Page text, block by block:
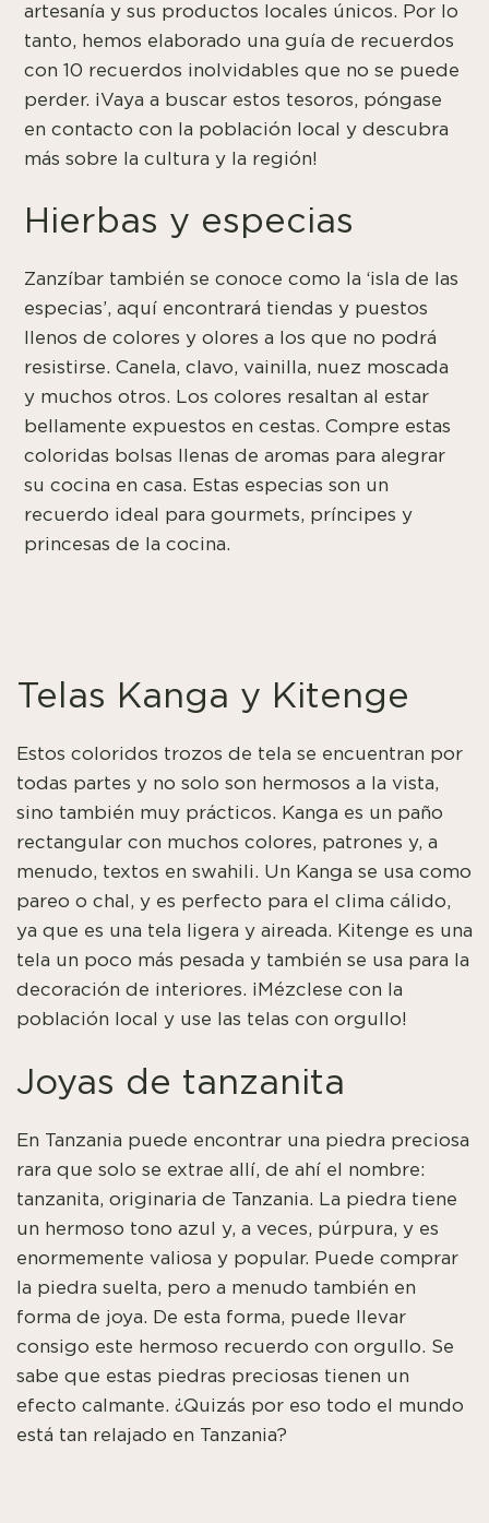
artesanía y sus productos locales únicos. Por lo
tanto, hemos elaborado una guía de recuerdos
con 10 recuerdos inolvidables que no se puede
perder. ¡Vaya a buscar estos tesoros, póngase
en contacto con la población local y descubra
más sobre la cultura y la región!
Hierbas y especias
Zanzíbar también se conoce como la ‘isla de las
especias’, aquí encontrará tiendas y puestos
llenos de colores y olores a los que no podrá
resistirse. Canela, clavo, vainilla, nuez moscada
y muchos otros. Los colores resaltan al estar
bellamente expuestos en cestas. Compre estas
coloridas bolsas llenas de aromas para alegrar
su cocina en casa. Estas especias son un
recuerdo ideal para gourmets, príncipes y
princesas de la cocina.
Telas Kanga y Kitenge
Estos coloridos trozos de tela se encuentran por
todas partes y no solo son hermosos a la vista,
sino también muy prácticos. Kanga es un paño
rectangular con muchos colores, patrones y, a
menudo, textos en swahili. Un Kanga se usa como
pareo o chal, y es perfecto para el clima cálido,
ya que es una tela ligera y aireada. Kitenge es una
tela un poco más pesada y también se usa para la
decoración de interiores. ¡Mézclese con la
población local y use las telas con orgullo!
Joyas de tanzanita
En Tanzania puede encontrar una piedra preciosa
rara que solo se extrae allí, de ahí el nombre:
tanzanita, originaria de Tanzania. La piedra tiene
un hermoso tono azul y, a veces, púrpura, y es
enormemente valiosa y popular. Puede comprar
la piedra suelta, pero a menudo también en
forma de joya. De esta forma, puede llevar
consigo este hermoso recuerdo con orgullo. Se
sabe que estas piedras preciosas tienen un
efecto calmante. ¿Quizás por eso todo el mundo
está tan relajado en Tanzania?